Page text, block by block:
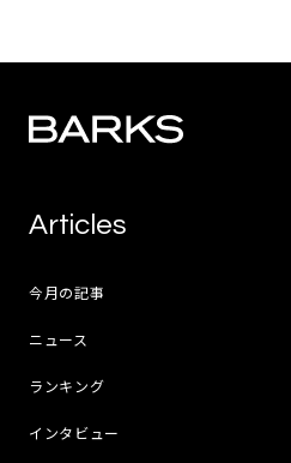
Articles
今月の記事
ニュース
ランキング
インタビュー